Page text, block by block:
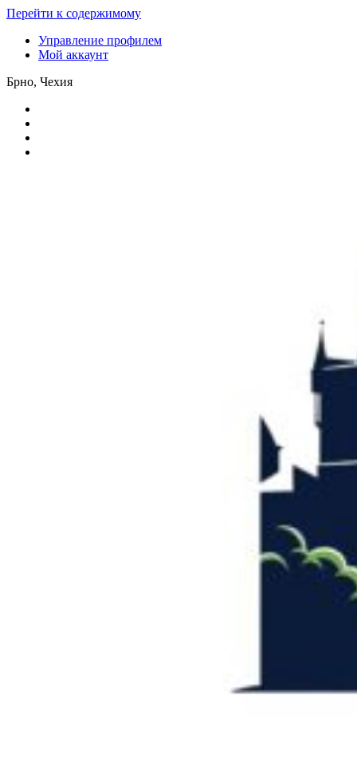
Перейти к содержимому
Управление профилем
Мой аккаунт
Брно, Чехия